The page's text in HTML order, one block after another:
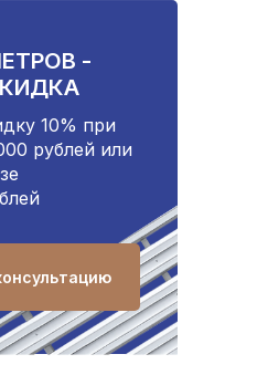
-
10% при
рублей или